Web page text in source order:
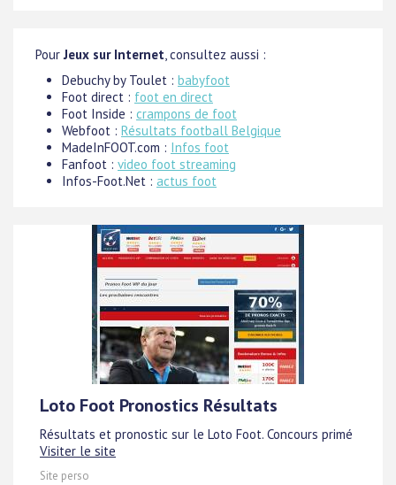
PourJeux sur Internet, consultez aussi :
Debuchy by Toulet : babyfoot
Foot direct : foot en direct
Foot Inside : crampons de foot
Webfoot : Résultats football Belgique
MadeInFOOT.com : Infos foot
Fanfoot : video foot streaming
Infos-Foot.Net : actus foot
Loto Foot Pronostics Résultats
Résultats et pronostic sur le Loto Foot. Concours primé
Visiter le site
Site perso